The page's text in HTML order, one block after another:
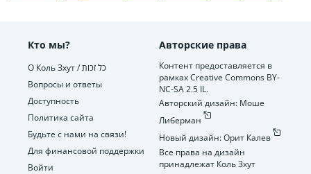
Кто мы?
О Коль Зхут / כל זכות
Вопросы и ответы
Доступность
Политика сайта
Будьте с нами на связи!
Для финансовой поддержки
Войти
Авторские права
Контент предоставляется в
рамках Creative Commons BY-
NC-SA 2.5 IL.
Авторский дизайн: Моше
Либерман
Новый дизайн: Орит Калев
Все права на дизайн
принадлежат Коль Зхут